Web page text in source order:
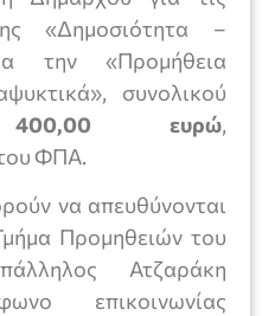
«Δημοσιότητα –
την «Προμήθεια
συνολικού
400,00 ευρώ,
ΦΠΑ.
να απευθύνονται
Προμηθειών του
Ατζαράκη
επικοινωνίας